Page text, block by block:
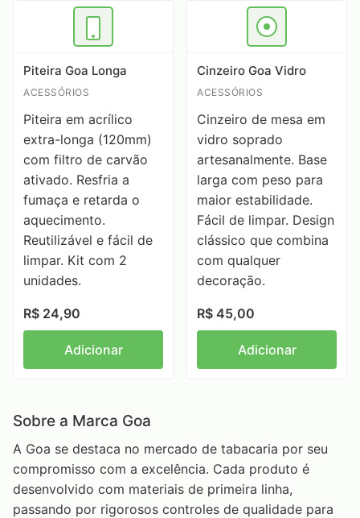
Piteira Goa Longa
ACESSÓRIOS
Piteira em acrílico
extra-longa (120mm)
com filtro de carvão
ativado. Resfria a
fumaça e retarda o
aquecimento.
Reutilizável e fácil de
limpar. Kit com 2
unidades.
R$ 24,90
Adicionar
Cinzeiro Goa Vidro
ACESSÓRIOS
Cinzeiro de mesa em
vidro soprado
artesanalmente. Base
larga com peso para
maior estabilidade.
Fácil de limpar. Design
clássico que combina
com qualquer
decoração.
R$ 45,00
Adicionar
Sobre a Marca Goa
A Goa se destaca no mercado de tabacaria por seu
compromisso com a excelência. Cada produto é
desenvolvido com materiais de primeira linha,
passando por rigorosos controles de qualidade para